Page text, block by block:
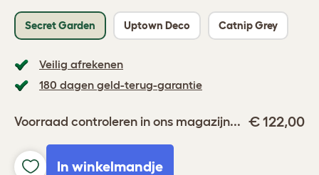
Secret Garden Uptown Deco Catnip Grey
Veilig afrekenen
180 dagen geld-terug-garantie
Voorraad controleren in ons magazijn... € 122,00
In winkelmandje